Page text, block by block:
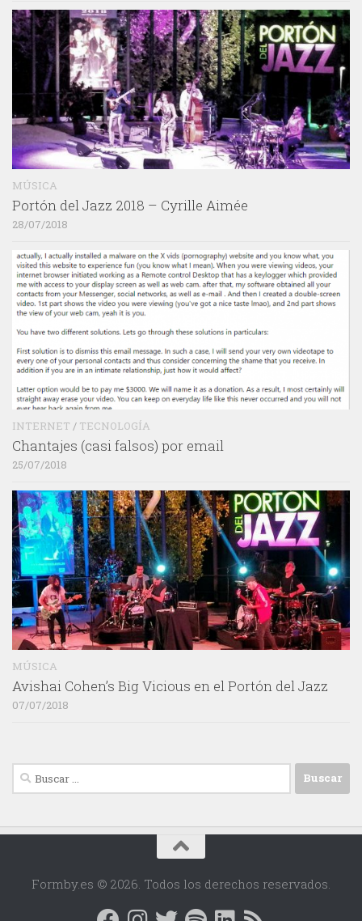
MÚSICA
Portón del Jazz 2018 – Cyrille Aimée
28/07/2018
INTERNET / TECNOLOGÍA
Chantajes (casi falsos) por email
25/07/2018
MÚSICA
Avishai Cohen’s Big Vicious en el Portón del Jazz
07/07/2018
Buscar:
Formby.es © 2026. Todos los derechos reservados.